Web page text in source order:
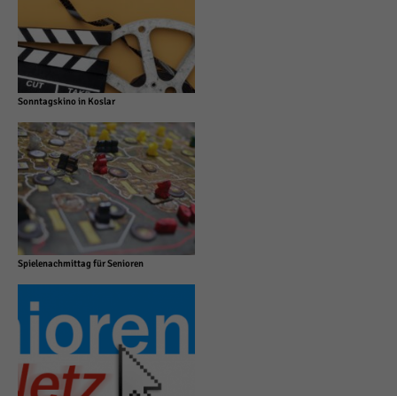
Sonntagskino in Koslar
Spielenachmittag für Senioren